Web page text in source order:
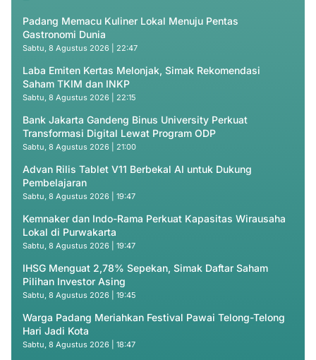
Padang Memacu Kuliner Lokal Menuju Pentas
Gastronomi Dunia
Sabtu, 8 Agustus 2026 | 22:47
Laba Emiten Kertas Melonjak, Simak Rekomendasi
Saham TKIM dan INKP
Sabtu, 8 Agustus 2026 | 22:15
Bank Jakarta Gandeng Binus University Perkuat
Transformasi Digital Lewat Program ODP
Sabtu, 8 Agustus 2026 | 21:00
Advan Rilis Tablet V11 Berbekal AI untuk Dukung
Pembelajaran
Sabtu, 8 Agustus 2026 | 19:47
Kemnaker dan Indo-Rama Perkuat Kapasitas Wirausaha
Lokal di Purwakarta
Sabtu, 8 Agustus 2026 | 19:47
IHSG Menguat 2,78% Sepekan, Simak Daftar Saham
Pilihan Investor Asing
Sabtu, 8 Agustus 2026 | 19:45
Warga Padang Meriahkan Festival Pawai Telong-Telong
Hari Jadi Kota
Sabtu, 8 Agustus 2026 | 18:47